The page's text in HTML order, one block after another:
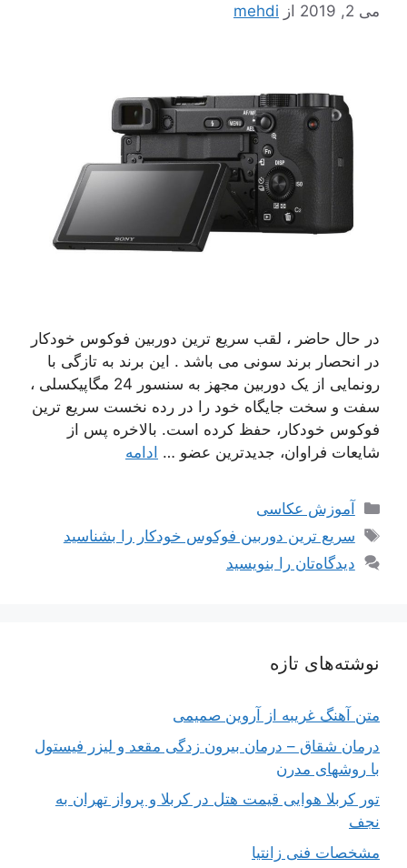
می 2, 2019 از mehdi
در حال حاضر ، لقب سریع ترین دوربین فوکوس خودکار
در انحصار برند سونی می باشد . این برند به تازگی با
رونمایی از یک دوربین مجهز به سنسور 24 مگاپیکسلی ،
سفت و سخت جایگاه خود را در رده نخست سریع ترین
فوکوس خودکار، حفظ کرده است. بالاخره پس از
شایعات فراوان، جدیدترین عضو … ادامه
دسته‌ها
آموزش عکاسی
برچسب‌ها
سریع ترین دوربین فوکوس خودکار را بشناسید
دیدگاه‌تان را بنویسید
نوشته‌های تازه
متن آهنگ غریبه از آروین صمیمی
درمان شقاق – درمان بیرون زدگی مقعد و لیزر فیستول
با روشهای مدرن
تور کربلا هوایی قیمت هتل در کربلا و پرواز تهران به
نجف
مشخصات فنی زانتیا